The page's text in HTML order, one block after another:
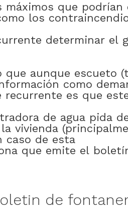
máximos que podrían
los
determinar el
que aunque escueto
como
recurrente es que
de agua pida
la vivienda (
caso de esta
que emite el
de